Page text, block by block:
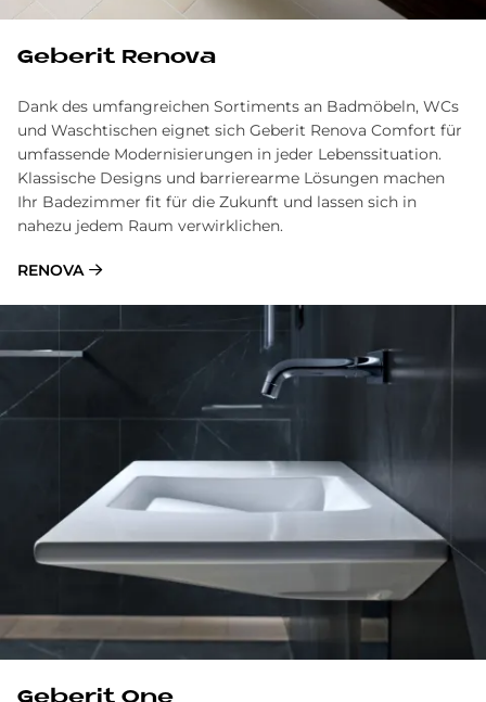
Geberit Renova
Dank des umfangreichen Sortiments an Badmöbeln, WCs
und Waschtischen eignet sich Geberit Renova Comfort für
umfassende Modernisierungen in jeder Lebenssituation.
Klassische Designs und barrierearme Lösungen machen
Ihr Badezimmer fit für die Zukunft und lassen sich in
nahezu jedem Raum verwirklichen.
RENOVA